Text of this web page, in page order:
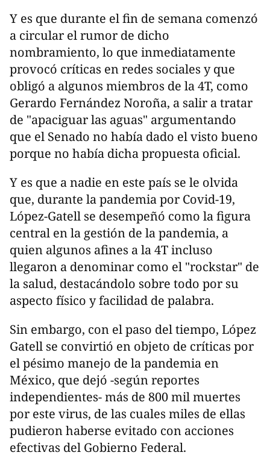
Y es que durante el fin de semana comenzó
a circular el rumor de dicho
nombramiento, lo que inmediatamente
provocó críticas en redes sociales y que
obligó a algunos miembros de la 4T, como
Gerardo Fernández Noroña, a salir a tratar
de "apaciguar las aguas" argumentando
que el Senado no había dado el visto bueno
porque no había dicha propuesta oficial.
Y es que a nadie en este país se le olvida
que, durante la pandemia por Covid-19,
López-Gatell se desempeñó como la figura
central en la gestión de la pandemia, a
quien algunos afines a la 4T incluso
llegaron a denominar como el "rockstar" de
la salud, destacándolo sobre todo por su
aspecto físico y facilidad de palabra.
Sin embargo, con el paso del tiempo, López
Gatell se convirtió en objeto de críticas por
el pésimo manejo de la pandemia en
México, que dejó -según reportes
independientes- más de 800 mil muertes
por este virus, de las cuales miles de ellas
pudieron haberse evitado con acciones
efectivas del Gobierno Federal.